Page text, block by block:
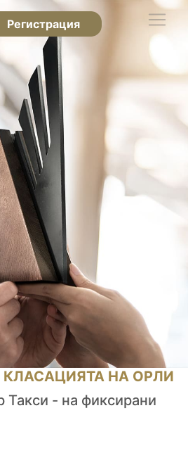
Регистрация
КЛАСАЦИЯТА НА ОРЛИ
Такси - на фиксирани